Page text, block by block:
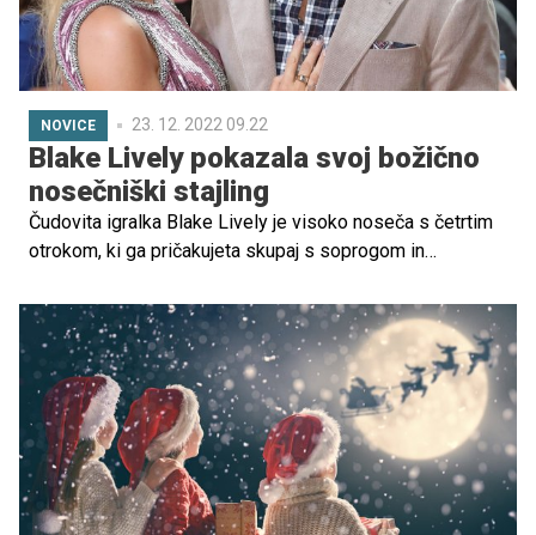
NOVICE 23. 12. 2022 09.22
Blake Lively pokazala svoj božično
nosečniški stajling
Čudovita igralka Blake Lively je visoko noseča s četrtim
otrokom, ki ga pričakujeta skupaj s soprogom in
Slednji je tokrat objavil redko fotografijo svoje noseče
soproge in sledilcem pokazal, kako slavijo praznike pri
njih doma.